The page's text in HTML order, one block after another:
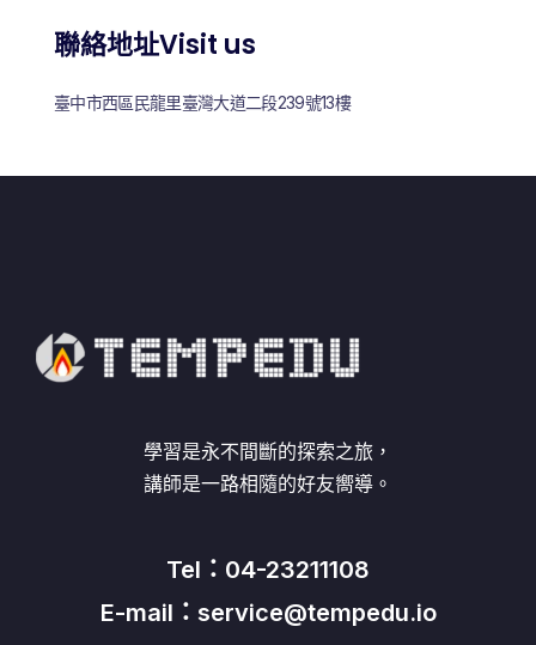
聯絡地址Visit us
臺中市西區民龍里臺灣大道二段239號13樓
學習是永不間斷的探索之旅，
講師是一路相隨的好友嚮導。
Tel：04-23211108
E-mail：service@tempedu.io